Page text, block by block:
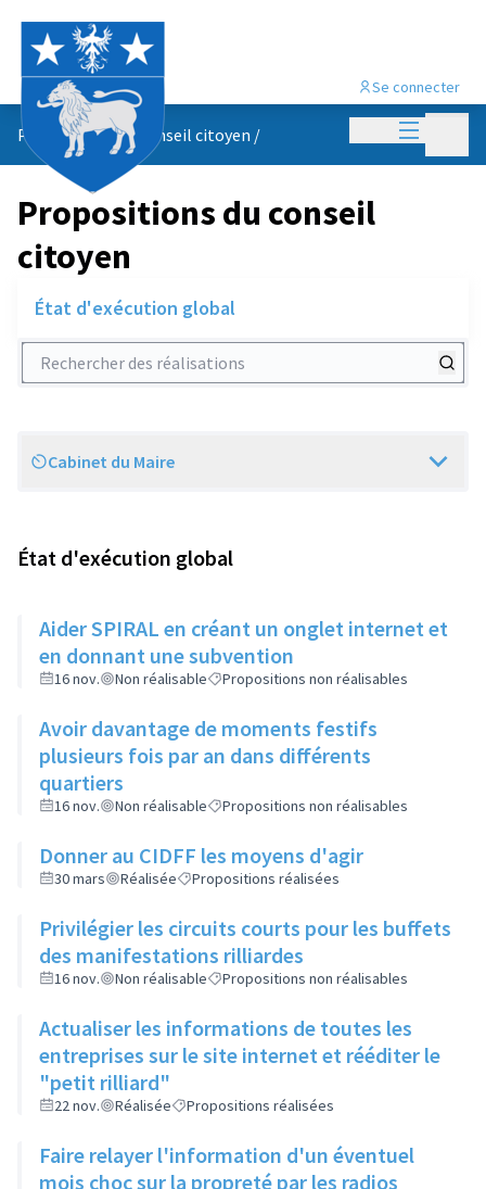
Menu
Se connecter
Propositions du conseil citoyen /
Propositions du conseil
citoyen
État d'exécution global
Rechercher des réalisations
Scope
Cabinet du Maire
État d'exécution global
Aider SPIRAL en créant un onglet internet et
en donnant une subvention
16 nov. Non réalisable Propositions non réalisables
Avoir davantage de moments festifs
plusieurs fois par an dans différents
quartiers
16 nov. Non réalisable Propositions non réalisables
Donner au CIDFF les moyens d'agir
30 mars Réalisée Propositions réalisées
Privilégier les circuits courts pour les buffets
des manifestations rilliardes
16 nov. Non réalisable Propositions non réalisables
Actualiser les informations de toutes les
entreprises sur le site internet et rééditer le
"petit rilliard"
22 nov. Réalisée Propositions réalisées
Faire relayer l'information d'un éventuel
mois choc sur la propreté par les radios